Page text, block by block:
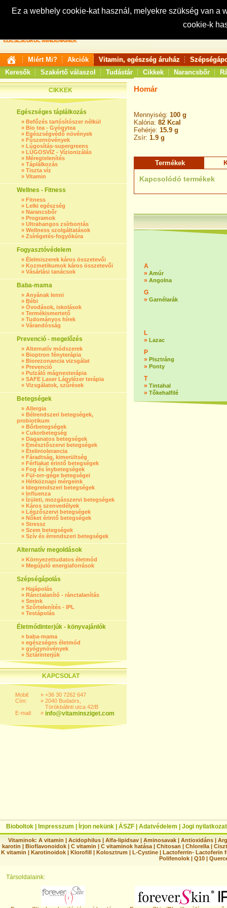
Ez a webhely cookie-kat használ, melyekre szükség van
cookie-k
Keresés:
Miért Mi? Akciók Vitamin, egészség áruház
Keresők
Szakértő válaszol Tudástár Cikkek Narancsbőr
CIKKEK
Egészséges táplálkozás
» Befőzés tartósítószer nélkül
» Bio tea - Gyógytea
» Egészségvédő növények
» Fűszernövények
» Lúgosítás-supergreens
» LÚGOSVÍZ - Vízionizálás
» Méregtelenítés
» Táplálkozás
» Tiszta víz
» Vitamin
Wellnes - Fitness
» Fitness
» Lelki egészség
» Narancsbőr
» Programok
» Ultrahangos zsírbontás
» Wellness szolgáltatások
» Zsírégetés-fogyókúra
Fogyasztóvédelem
» Élelmiszerek káros összetevői
» Kozmetikumok káros összetevői
» Vásárlási tanácsok
Baba-mama
» Anyának lenni
» Bébi
» Óvodások, iskolások
» Termékismertető
» Tudományos hírek
» Várandósság
Prevenció - megelőzés
» Alternatív módszerek
» Bioptron fényterápia
» Biorezonancia vizsgálat
» Prevenció
» Pulzáló mágnesterápia
» SAFE Laser Lágylézer terápia
» Vizsgálatok, szűrések
Betegségek
» Allergia
» Bélrendszeri betegségek,
probiotikum
» Bőrbetegségek
» Cukorbetegség
» Daganatos betegségek
» Emésztőszervi betegségek
» Ételintolerancia
» Fáradtság, kimerültség
» Férfiakat érintő betegségek
» Fog és ínybetegségek
» Fül-orr-gége betegségei
» Hétköznapi mérgeink
» Idegrendszeri betegségek
» Influenza
» Ízületi, mozgásszervi betegségek
» Káros szenvedélyek
» Légzőszervi betegségek
» Nőket érintő betegségek
» Stressz
» Szem betegségek
» Szív és érrendszeri betegségek
Alternatív megoldások
» Környezettudatos életmód
» Megújuló energiaforrások
Szépségápolás
» Hajápolás
» Ránctalanító - ránctalanítás
» Smink
» Szőrtelenítés - IPL
» Testápolás
Életmódinterjúk - könyvajánlók
» baba-mama
» egészséges életmód
» gyógynövények
» Sztárinterjúk
KAPCSOLAT
Mobil:
Cím:
E-mail:
»
»
»
+36 30 7262 647
2040 Budaörs,
Törökbálinti utca 42/B
info@vitaminsziget.com
Homár
Mennyiség: 100 g
Kalória: 82 Kcal
Fehérje: 15.9 g
Zsír: 1.9 g
Termékek
Kapcsolódó termékek
A
» Amúr
» Angolna
G
» Garnélarák
L
» Lazac
P
» Pisztráng
» Ponty
T
» Tintahal
» Tőkehalfilé
Bioboltok Impresszum Írjon nekünk ÁSZF Adatvédelem Jogi nyilatkozat
Vitaminok: A vitamin |Acidophilus |Alfa-lipidsav |Aminosavak |Antioxidáns |
karotin | Bioflavonoidok | C vitamin | C vitaminok hatása | Chitosan | Chlorella |
K vitamin | Karotinoidok | Klorofill | Kolosztrum | L-Cystine | Lactoferrin- Lactoferin
Polifenolok |Q10 |
Társoldalaink: